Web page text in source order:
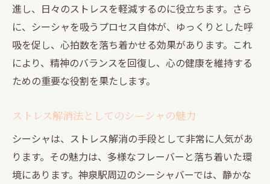
進し、日々のストレスを軽減するのに役立ちます。さら
に、シーシャを吸うプロセス自体が、ゆっくりとした呼
吸を促し、心拍数を落ち着かせる効果があります。これ
により、精神のバランスを回復し、心の健康を維持する
ための重要な役割を果たします。
ストレス解消法としてのシーシャの魅力
シーシャは、ストレス解消の手段として非常に人気があ
ります。その魅力は、多様なフレーバーと落ち着いた環
境にあります。神泉駅周辺のシーシャバーでは、静かな